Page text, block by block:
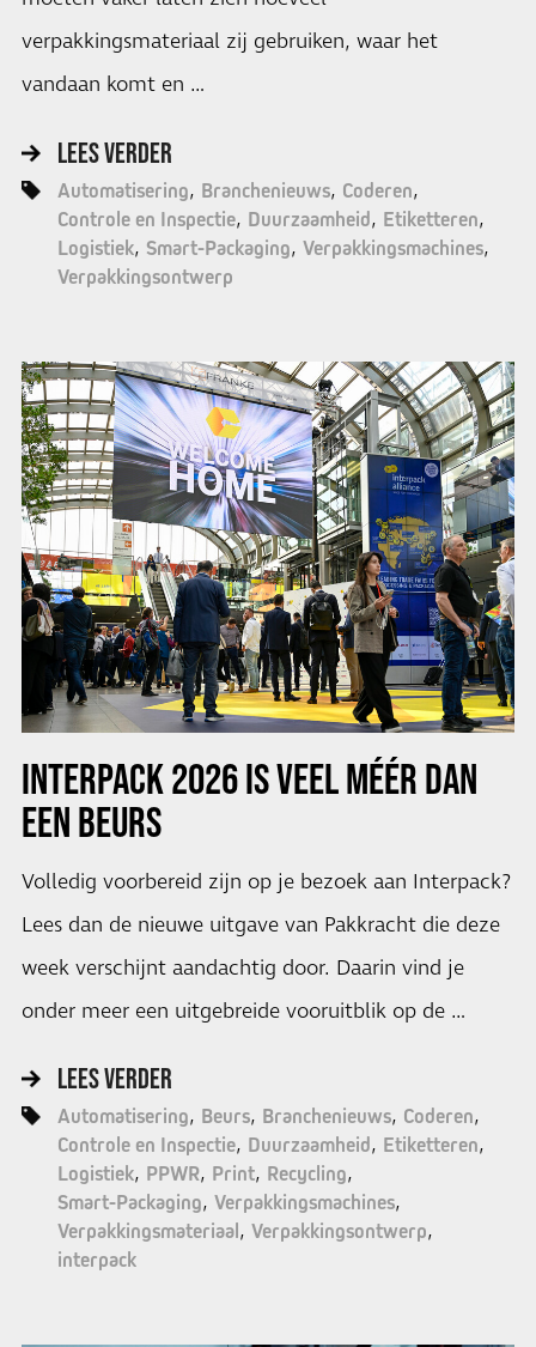
verpakkingsmateriaal zij gebruiken, waar het
vandaan komt en …
LEES VERDER
Automatisering Branchenieuws Coderen
Controle en Inspectie Duurzaamheid Etiketteren
Logistiek Smart-Packaging Verpakkingsmachines
Verpakkingsontwerp
INTERPACK 2026 IS VEEL MÉÉR DAN
EEN BEURS
Volledig voorbereid zijn op je bezoek aan Interpack?
Lees dan de nieuwe uitgave van Pakkracht die deze
week verschijnt aandachtig door. Daarin vind je
onder meer een uitgebreide vooruitblik op de …
LEES VERDER
Automatisering Beurs Branchenieuws Coderen
Controle en Inspectie Duurzaamheid Etiketteren
Logistiek PPWR Print Recycling
Smart-Packaging Verpakkingsmachines
Verpakkingsmateriaal Verpakkingsontwerp
interpack